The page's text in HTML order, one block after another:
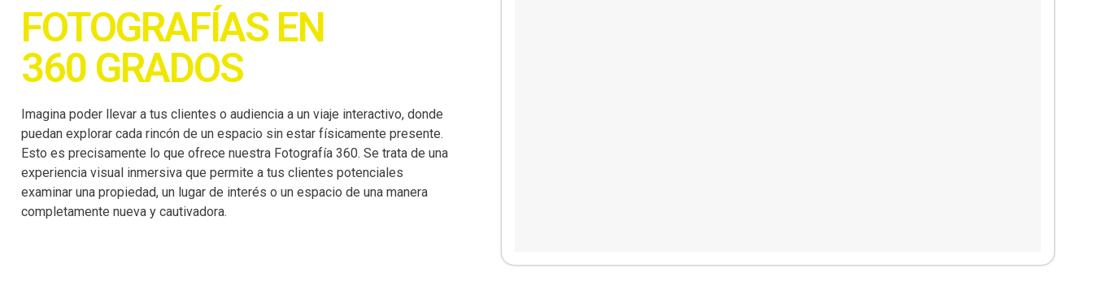
FOTOGRAFÍAS EN
360 GRADOS
Imagina poder llevar a tus clientes o audiencia a un viaje interactivo, donde
puedan explorar cada rincón de un espacio sin estar físicamente presente.
Esto es precisamente lo que ofrece nuestra Fotografía 360. Se trata de una
experiencia visual inmersiva que permite a tus clientes potenciales
examinar una propiedad, un lugar de interés o un espacio de una manera
completamente nueva y cautivadora.